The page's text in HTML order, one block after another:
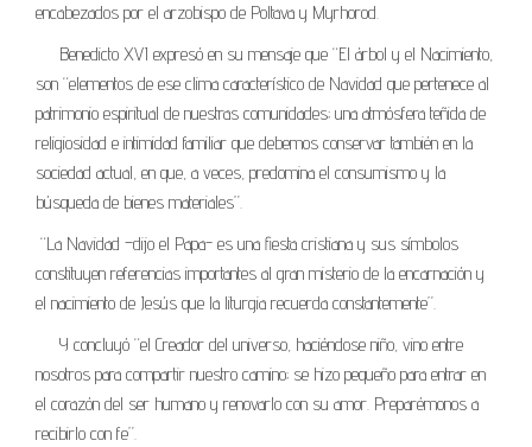
encabezados por el arzobispo de Poltava y Myrhorod.
Benedicto XVI expresó en su mensaje que “El árbol y el Nacimiento,
son “elementos de ese clima característico de Navidad que pertenece al
patrimonio espiritual de nuestras comunidades; una atmósfera teñida de
religiosidad e intimidad familiar que debemos conservar también en la
sociedad actual, en que, a veces, predomina el consumismo y la
búsqueda de bienes materiales”.
“La Navidad –dijo el Papa- es una fiesta cristiana y sus símbolos
constituyen referencias importantes al gran misterio de la encarnación y
el nacimiento de Jesús que la liturgia recuerda constantemente”.
Y concluyó “el Creador del universo, haciéndose niño, vino entre
nosotros para compartir nuestro camino; se hizo pequeño para entrar en
el corazón del ser humano y renovarlo con su amor. Preparémonos a
recibirlo con fe”.